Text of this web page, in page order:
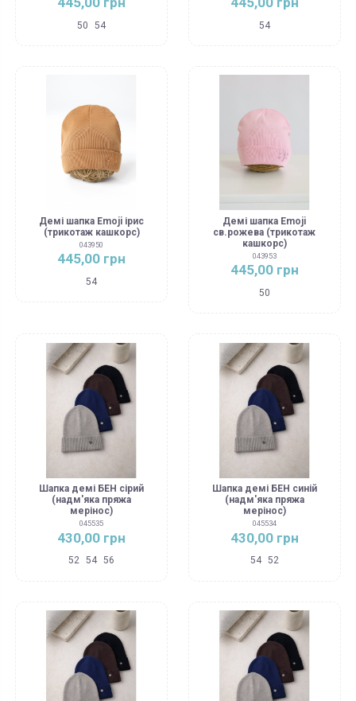
50 54 54
Демі шапка Emoji ірис
(трикотаж кашкорс)
043950
445,00 грн
54
Демі шапка Emoji
св.рожева (трикотаж
кашкорс)
043953
445,00 грн
50
Шапка демі БЕН сірий
(надм'яка пряжа
мерінос)
045535
430,00 грн
52 54 56
Шапка демі БЕН синій
(надм'яка пряжа
мерінос)
045534
430,00 грн
54 52